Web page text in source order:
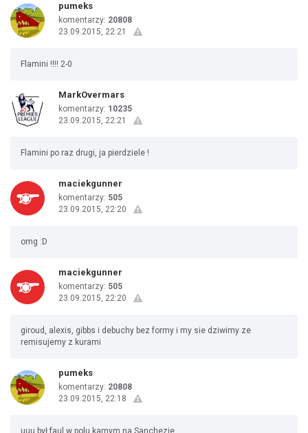
pumeks
komentarzy: 20808
23.09.2015, 22:21
Flamini !!!! 2-0
MarkOvermars
komentarzy: 10235
23.09.2015, 22:21
Flamini po raz drugi, ja pierdziele !
maciekgunner
komentarzy: 505
23.09.2015, 22:20
omg :D
maciekgunner
komentarzy: 505
23.09.2015, 22:20
giroud, alexis, gibbs i debuchy bez formy i my sie dziwimy ze
remisujemy z kurami
pumeks
komentarzy: 20808
23.09.2015, 22:18
uuu był faul w polu karnym na Sanchezie